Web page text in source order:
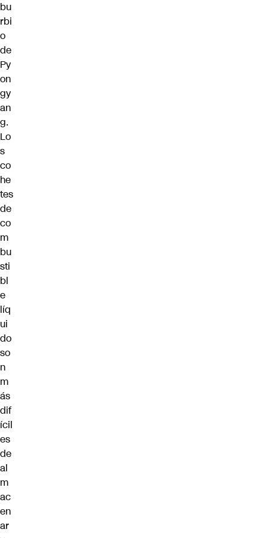
bu
rbi
o
de
Py
on
gy
an
g.
Lo
s
co
he
tes
de
co
m
bu
sti
bl
e
líq
ui
do
so
n
m
ás
dif
ícil
es
de
al
m
ac
en
ar